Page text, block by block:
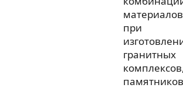
при
гранитных